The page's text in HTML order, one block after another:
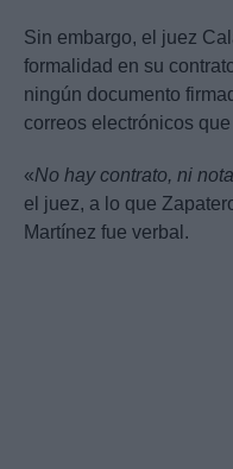
Sin embargo, el juez
formalidad en su
ningún documento
correos electrónicos
«No hay contrato, ni
el juez, a lo que
Martínez fue verbal.